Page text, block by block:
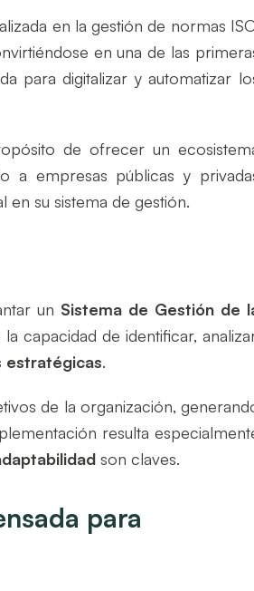
en la gestión de normas
en una de las
para digitalizar y automatizar
de ofrecer un
a empresas públicas y
su sistema de gestión.
un Sistema de Gestión de
capacidad de identificar,
estratégicas.
de la organización,
resulta
son claves.
para